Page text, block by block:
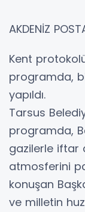
AKDENİZ
Kent
programda,
yapıldı.
Tarsus
programda,
gazilerle iftar
atmosferini
konuşan
ve milletin